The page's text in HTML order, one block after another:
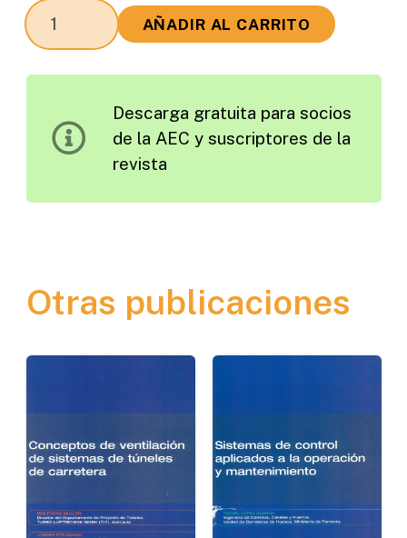
El
Sector
cantidad
AÑADIR AL CARRITO
Descarga gratuita para socios
de la AEC y suscriptores de la
revista
Otras publicaciones